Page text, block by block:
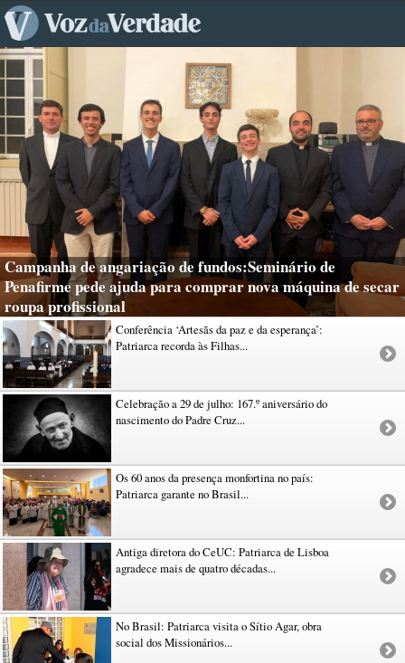
Campanha de angariação de fundos:Seminário de
Penafirme pede ajuda para comprar nova máquina de secar
roupa profissional
Conferência ‘Artesãs da paz e da esperança’:
Patriarca recorda às Filhas...
Celebração a 29 de julho: 167.º aniversário do
nascimento do Padre Cruz...
Os 60 anos da presença monfortina no país:
Patriarca garante no Brasil...
Antiga diretora do CeUC: Patriarca de Lisboa
agradece mais de quatro décadas...
No Brasil: Patriarca visita o Sítio Agar, obra
social dos Missionários...